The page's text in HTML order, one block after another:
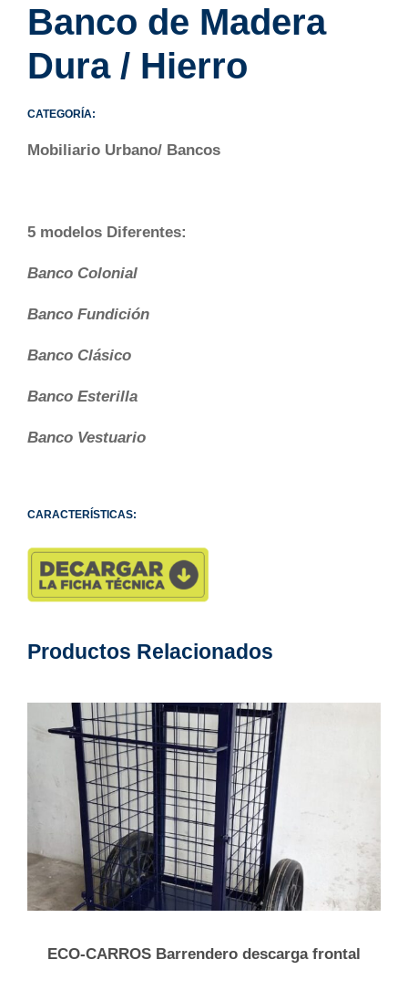
Banco de Madera
Dura / Hierro
CATEGORÍA:
Mobiliario Urbano/ Bancos
5 modelos Diferentes:
Banco Colonial
Banco Fundición
Banco Clásico
Banco Esterilla
Banco Vestuario
CARACTERÍSTICAS:
Productos Relacionados
ECO-CARROS Barrendero descarga frontal